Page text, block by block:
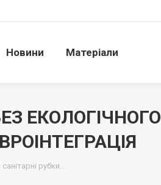
Новини Матеріали
рубки…
Матеріали